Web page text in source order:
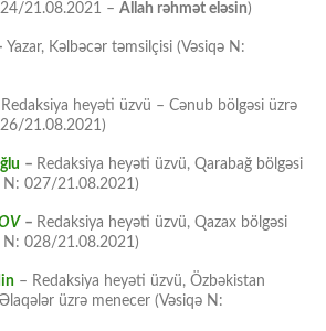
21.08.2021 – Allah rəhmət eləsin)
Yazar, Kəlbəcər təmsilçisi (Vəsiqə N:
Redaksiya heyəti üzvü – Cənub bölgəsi üzrə
21.08.2021)
– Redaksiya heyəti üzvü, Qarabağ bölgəsi
N: 027/21.08.2021)
– Redaksiya heyəti üzvü, Qazax bölgəsi
N: 028/21.08.2021)
– Redaksiya heyəti üzvü, Özbəkistan
üzrə menecer (Vəsiqə N: